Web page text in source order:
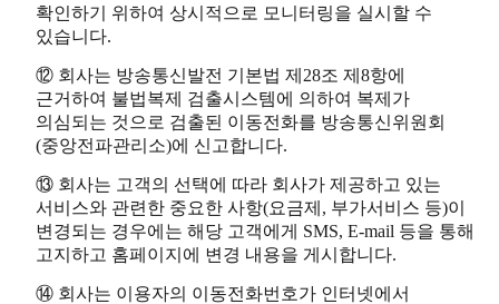
확인하기 위하여 상시적으로 모니터링을 실시할 수
있습니다.
⑫ 회사는 방송통신발전 기본법 제28조 제8항에
근거하여 불법복제 검출시스템에 의하여 복제가
의심되는 것으로 검출된 이동전화를 방송통신위원회
(중앙전파관리소)에 신고합니다.
⑬ 회사는 고객의 선택에 따라 회사가 제공하고 있는
서비스와 관련한 중요한 사항(요금제, 부가서비스 등)이
변경되는 경우에는 해당 고객에게 SMS, E-mail 등을 통해
고지하고 홈페이지에 변경 내용을 게시합니다.
⑭ 회사는 이용자의 이동전화번호가 인터넷에서